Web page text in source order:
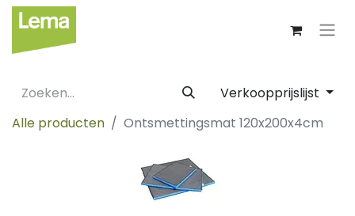
Verkoopprijslijst
Alle producten
Ontsmettingsmat 120x200x4cm